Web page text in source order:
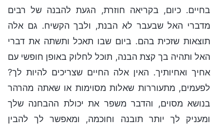
בחיים. כיום, בקריאה חוזרת, הגעת להבנה של רבים
מדברי האל שבעבר לא הבנת, ולבך הקשיח. גם אלה
תוצאות שזכית בהם. ביום שבו תאכל ותשתה את דברי
האל ותהיה בך קצת הבנה, תוכל לחלוק באופן חופשי עם
אחיך ואחיותיך. האין אלה החיים שצריכים להיות לך?
לפעמים, מתעוררות שאלות מסוימות או שאתה מהרהר
בנושא מסוים, והדבר משפר את יכולת ההבחנה שלך
ומעניק לך יותר תובנה וחוכמה, ומאפשר לך להבין